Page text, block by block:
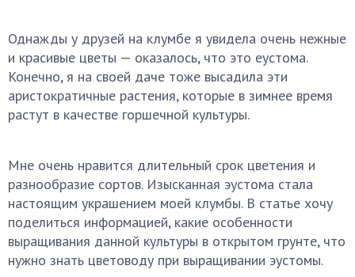
Однажды у друзей на клумбе я увидела очень нежные
и красивые цветы — оказалось, что это еустома.
Конечно, я на своей даче тоже высадила эти
аристократичные растения, которые в зимнее время
растут в качестве горшечной культуры.
Мне очень нравится длительный срок цветения и
разнообразие сортов. Изысканная эустома стала
настоящим украшением моей клумбы. В статье хочу
поделиться информацией, какие особенности
выращивания данной культуры в открытом грунте, что
нужно знать цветоводу при выращивании эустомы.